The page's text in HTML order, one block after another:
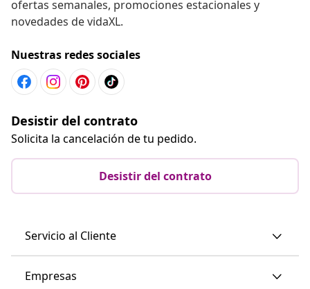
ofertas semanales, promociones estacionales y
novedades de vidaXL.
Nuestras redes sociales
Desistir del contrato
Solicita la cancelación de tu pedido.
Desistir del contrato
Servicio al Cliente
Empresas